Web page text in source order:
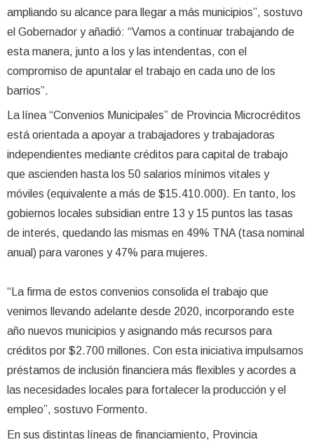
ampliando su alcance para llegar a más municipios”, sostuvo
el Gobernador y añadió: “Vamos a continuar trabajando de
esta manera, junto a los y las intendentas, con el
compromiso de apuntalar el trabajo en cada uno de los
barrios”.
La línea “Convenios Municipales” de Provincia Microcréditos
está orientada a apoyar a trabajadores y trabajadoras
independientes mediante créditos para capital de trabajo
que ascienden hasta los 50 salarios mínimos vitales y
móviles (equivalente a más de $15.410.000). En tanto, los
gobiernos locales subsidian entre 13 y 15 puntos las tasas
de interés, quedando las mismas en 49% TNA (tasa nominal
anual) para varones y 47% para mujeres.
“La firma de estos convenios consolida el trabajo que
venimos llevando adelante desde 2020, incorporando este
año nuevos municipios y asignando más recursos para
créditos por $2.700 millones. Con esta iniciativa impulsamos
préstamos de inclusión financiera más flexibles y acordes a
las necesidades locales para fortalecer la producción y el
empleo”, sostuvo Formento.
En sus distintas líneas de financiamiento, Provincia